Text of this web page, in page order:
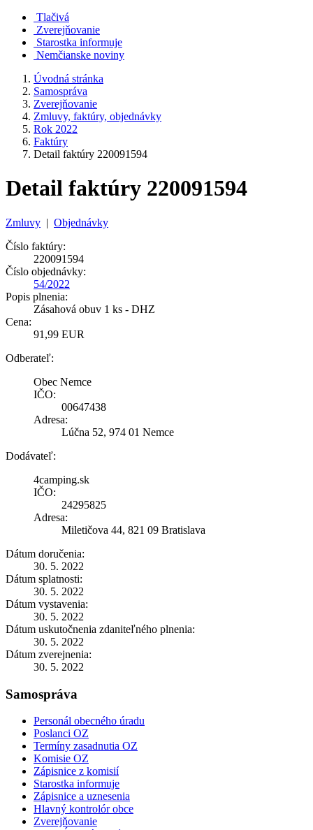
Tlačivá
Zverejňovanie
Starostka informuje
Nemčianske noviny
Úvodná stránka
Samospráva
Zverejňovanie
Zmluvy, faktúry, objednávky
Rok 2022
Faktúry
Detail faktúry 220091594
Detail faktúry 220091594
Zmluvy | Objednávky
Číslo faktúry:
220091594
Číslo objednávky:
54/2022
Popis plnenia:
Zásahová obuv 1 ks - DHZ
Cena:
91,99 EUR
Odberateľ:
Obec Nemce
IČO:
00647438
Adresa:
Lúčna 52, 974 01 Nemce
Dodávateľ:
4camping.sk
IČO:
24295825
Adresa:
Miletičova 44, 821 09 Bratislava
Dátum doručenia:
30. 5. 2022
Dátum splatnosti:
30. 5. 2022
Dátum vystavenia:
30. 5. 2022
Dátum uskutočnenia zdaniteľného plnenia:
30. 5. 2022
Dátum zverejnenia:
30. 5. 2022
Samospráva
Personál obecného úradu
Poslanci OZ
Termíny zasadnutia OZ
Komisie OZ
Zápisnice z komisií
Starostka informuje
Zápisnice a uznesenia
Hlavný kontrolór obce
Zverejňovanie